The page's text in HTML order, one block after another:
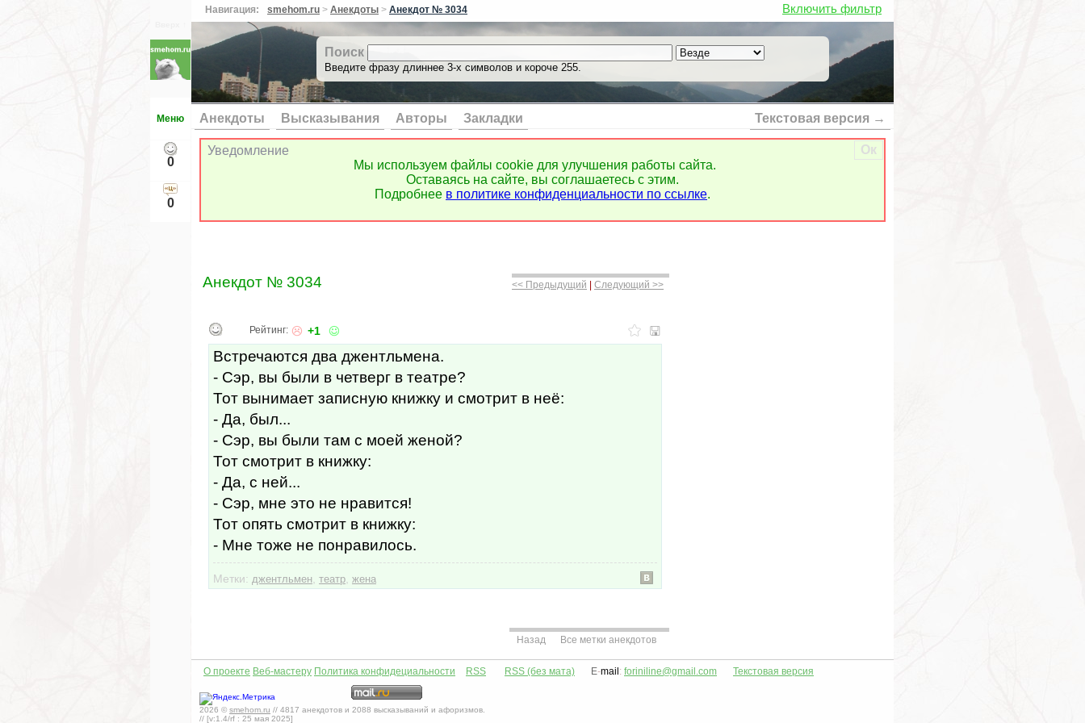
Меню
0
0
Включить фильтр
Навигация: smehom.ru > Анекдоты > Анекдот № 3034
Поиск
Введите фразу длиннее 3-х символов и короче 255.
Анекдоты Высказывания Авторы Закладки Текстовая версия →
Ок
Уведомление
Мы используем файлы cookie для улучшения работы сайта.
Оставаясь на сайте, вы соглашаетесь с этим.
Подробнее в политике конфиденциальности по ссылке.
<< Предыдущий Следующий >>
Анекдот № 3034
Рейтинг: +1
Встречаются два джентльмена.
- Сэр, вы были в четверг в театре?
Тот вынимает записную книжку и смотрит в неё:
- Да, был...
- Сэр, вы были там с моей женой?
Тот смотрит в книжку:
- Да, с ней...
- Сэр, мне это не нравится!
Тот опять смотрит в книжку:
- Мне тоже не понравилось.
Метки: джентльмен театр жена
Назад Все метки анекдотов
О проекте Веб-мастеру Политика конфидециальности RSS RSS (без мата) E-mail : foriniline@gmail.com Текстовая версия
2026 © smehom.ru // 4817 анекдотов и 2088 высказываний и афоризмов.
// [v:1.4/rf : 25 мая 2025]